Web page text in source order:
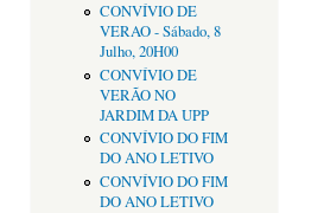
CONVÍVIO DE
VERAO - Sábado, 8
Julho, 20H00
CONVÍVIO DE
VERÃO NO
JARDIM DA UPP
CONVÍVIO DO FIM
DO ANO LETIVO
CONVÍVIO DO FIM
DO ANO LETIVO